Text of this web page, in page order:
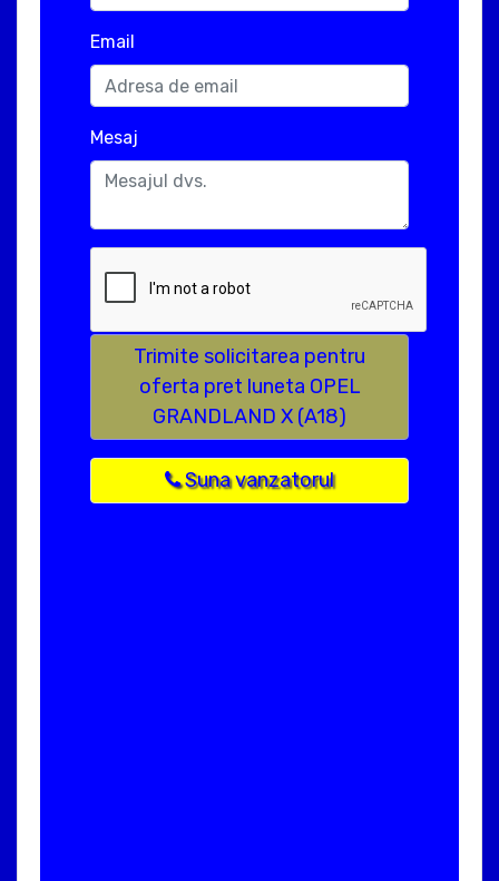
Email
Mesaj
Trimite solicitarea pentru
oferta pret luneta OPEL
GRANDLAND X (A18)
Suna vanzatorul